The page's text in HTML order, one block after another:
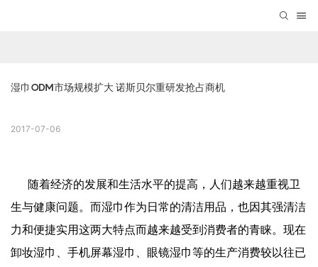
湿巾ODM市场规模扩大 诺斯贝尔重研发抢占商机
2017-07-06
随着经济的发展和生活水平的提高，人们越来越重视卫
生与健康问题。而湿巾作为日常的清洁用品，也因其强清洁
力和便捷实用这两大特点而越来越受到消费者的青睐。现在
卸妆湿巾、手机屏幕湿巾、眼镜湿巾等的生产消费较以往已